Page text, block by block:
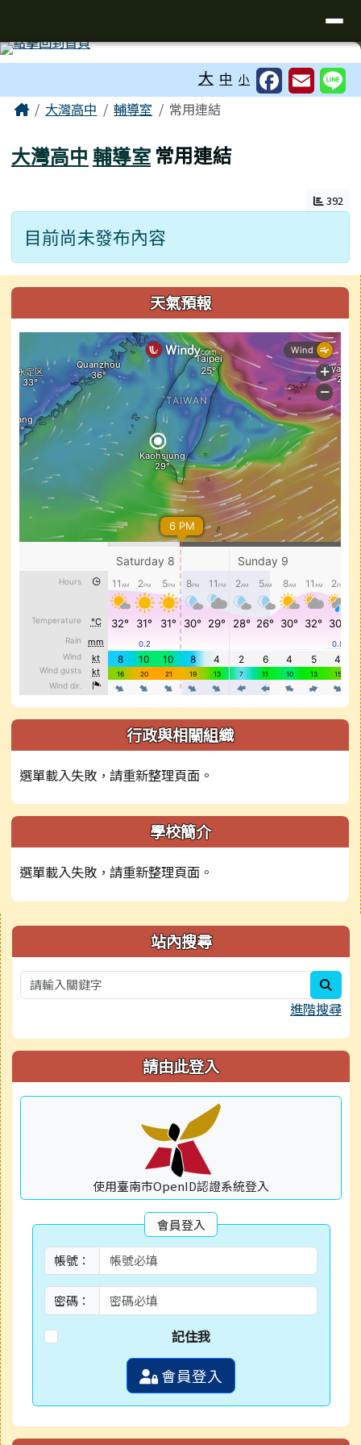
大 中 小
主內容區域
Home大灣高中 輔導室 常用連結
大灣高中 輔導室 常用連結
392
目前尚未發布內容
左邊區域內容 天氣預報
行政與相關組織
選單載入失敗，請重新整理頁面。
學校簡介
選單載入失敗，請重新整理頁面。
右邊區域內容 站內搜尋
進階搜尋
請由此登入
使用臺南市OpenID認證系統登入
會員登入
帳號：
密碼：
記住我
會員登入
頁尾區域